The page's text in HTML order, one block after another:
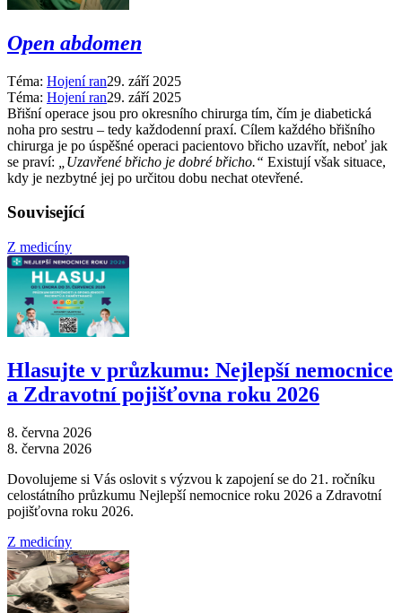
Open abdomen
Téma: Hojení ran29. září 2025
Téma: Hojení ran29. září 2025
Břišní operace jsou pro okresního chirurga tím, čím je diabetická
noha pro sestru –⁠ tedy každodenní praxí. Cílem každého břišního
chirurga je po úspěšné operaci pacientovo břicho uzavřít, neboť jak
se praví:
„Uzavřené břicho je dobré břicho.“ Existují však situace,
kdy je nezbytné jej po určitou dobu nechat otevřené.
Související
Z medicíny
Hlasujte v průzkumu: Nejlepší nemocnice
a Zdravotní pojišťovna roku 2026
8. června 2026
8. června 2026
Dovolujeme si Vás oslovit s výzvou k zapojení se do 21. ročníku
celostátního průzkumu Nejlepší nemocnice roku 2026 a Zdravotní
pojišťovna roku 2026.
Z medicíny